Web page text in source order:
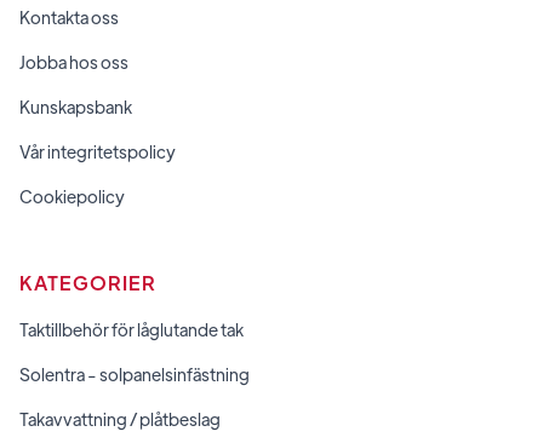
Kontakta oss
Jobba hos oss
Kunskapsbank
Vår integritetspolicy
Cookiepolicy
KATEGORIER
Taktillbehör för låglutande tak
Solentra - solpanelsinfästning
Takavvattning / plåtbeslag